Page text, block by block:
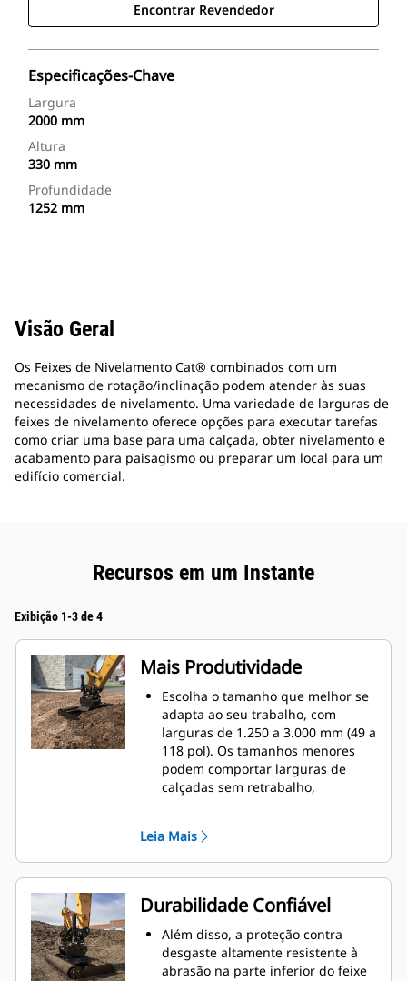
Encontrar Revendedor
Especificações-Chave
Largura
2000 mm
Altura
330 mm
Profundidade
1252 mm
Visão Geral
Os Feixes de Nivelamento Cat® combinados com um
mecanismo de rotação/inclinação podem atender às suas
necessidades de nivelamento. Uma variedade de larguras de
feixes de nivelamento oferece opções para executar tarefas
como criar uma base para uma calçada, obter nivelamento e
acabamento para paisagismo ou preparar um local para um
edifício comercial.
Recursos em um Instante
Exibição 1-3 de 4
Mais Produtividade
Escolha o tamanho que melhor se
adapta ao seu trabalho, com
larguras de 1.250 a 3.000 mm (49 a
118 pol). Os tamanhos menores
podem comportar larguras de
calçadas sem retrabalho,
um curto espaço de tempo.
Obtenha um plano exato com seus
feixes de nivelamento. Quando
usados com um mecanismo de
rotação/inclinação, os feixes de
nivelamento são compatíveis com
a tecnologia Grade da sua
máquina.
Leia Mais
Durabilidade Confiável
Além disso, a proteção contra
desgaste altamente resistente à
abrasão na parte inferior do feixe